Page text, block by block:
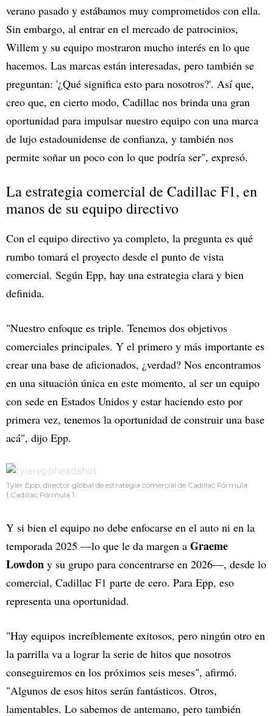
verano pasado y estábamos muy comprometidos con ella.
Sin embargo, al entrar en el mercado de patrocinios,
Willem y su equipo mostraron mucho interés en lo que
hacemos. Las marcas están interesadas, pero también se
preguntan: '¿Qué significa esto para nosotros?'. Así que,
creo que, en cierto modo, Cadillac nos brinda una gran
oportunidad para impulsar nuestro equipo con una marca
de lujo estadounidense de confianza, y también nos
permite soñar un poco con lo que podría ser", expresó.
La estrategia comercial de Cadillac F1, en
manos de su equipo directivo
Con el equipo directivo ya completo, la pregunta es qué
rumbo tomará el proyecto desde el punto de vista
comercial. Según Epp, hay una estrategia clara y bien
definida.
"Nuestro enfoque es triple. Tenemos dos objetivos
comerciales principales. Y el primero y más importante es
crear una base de aficionados, ¿verdad? Nos encontramos
en una situación única en este momento, al ser un equipo
con sede en Estados Unidos y estar haciendo esto por
primera vez, tenemos la oportunidad de construir una base
acá", dijo Epp.
Tyler Epp, director global de estrategia comercial de Cadillac Fórmula
1.Cadillac Fórmula 1.
Y si bien el equipo no debe enfocarse en el auto ni en la
temporada 2025 —lo que le da margen a Graeme
Lowdon y su grupo para concentrarse en 2026—, desde lo
comercial, Cadillac F1 parte de cero. Para Epp, eso
representa una oportunidad.
"Hay equipos increíblemente exitosos, pero ningún otro en
la parrilla va a lograr la serie de hitos que nosotros
conseguiremos en los próximos seis meses", afirmó.
"Algunos de esos hitos serán fantásticos. Otros,
lamentables. Lo sabemos de antemano, pero también